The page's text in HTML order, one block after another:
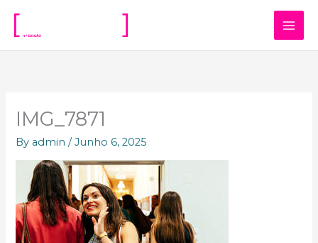
content
IMG_7871
By admin/Junho 6, 2025